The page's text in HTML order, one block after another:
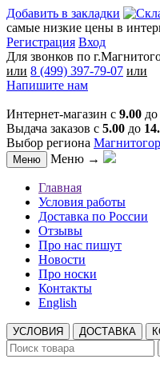
Добавить в закладки
самые низкие цены в
Регистрация Вход
Для звонков по
или 8 (499) 397-79-07 или
Напишите нам
Интернет-магазин с 9.00 до
Выдача заказов с 5.00 до
Выбор региона
Меню Меню →
Главная
Условия работы
Доставка по России
Отзывы
Про нас пишут
Новости
Про носки
Контакты
English
УСЛОВИЯ ДОСТАВКА